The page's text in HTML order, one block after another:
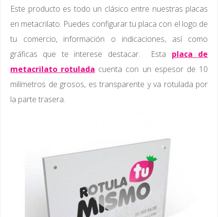
Este producto es todo un clásico entre nuestras placas
en metacrilato. Puedes configurar tu placa con el logo de
tu comercio, información o indicaciones, así como
gráficas que te interese destacar. Esta placa de
metacrilato rotulada cuenta con un espesor de 10
milímetros de grosos, es transparente y va rotulada por
la parte trasera.